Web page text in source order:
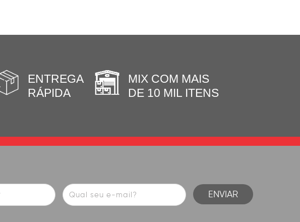
ENTREGA
RÁPIDA
MIX COM MAIS
DE 10 MIL ITENS